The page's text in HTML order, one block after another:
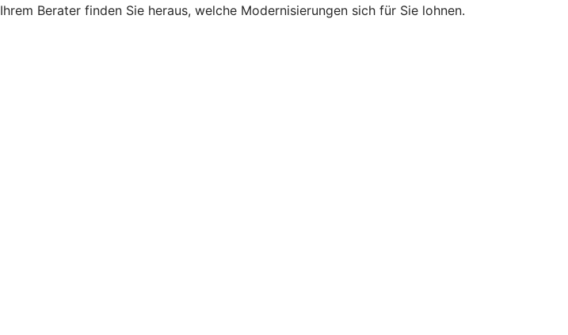
Berater finden Sie heraus, welche Modernisierungen sich für Sie lohnen.